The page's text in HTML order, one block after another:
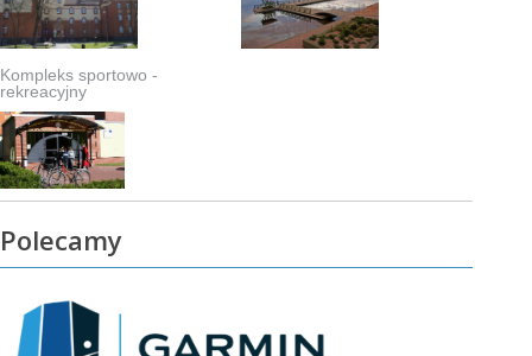
Kompleks sportowo -
rekreacyjny
Polecamy